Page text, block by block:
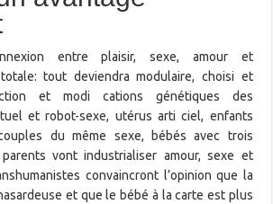
entre plaisir, sexe, amour et
tout deviendra modulaire, choisi et
et modi cations génétiques des
et robot-sexe, utérus arti ciel, enfants
du même sexe, bébés avec trois
vont industrialiser amour, sexe et
convaincront l’opinion que la
et que le bébé à la carte est plus